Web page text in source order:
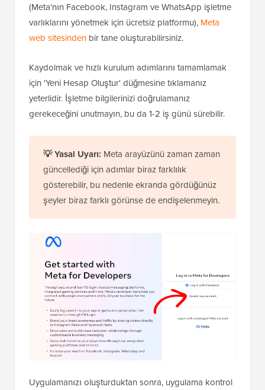
(Meta'nın Facebook, Instagram ve WhatsApp işletme
varlıklarını yönetmek için ücretsiz platformu), Meta
web sitesinden bir tane oluşturabilirsiniz.
Kaydolmak ve hızlı kurulum adımlarını tamamlamak
için 'Yeni Hesap Oluştur' düğmesine tıklamanız
yeterlidir. İşletme bilgilerinizi doğrulamanız
gerekeceğini unutmayın, bu da 1-2 iş günü sürebilir.
💡Yasal Uyarı: Meta arayüzünü zaman zaman
güncellediği için adımlar biraz farklılık
gösterebilir, bu nedenle ekranda gördüğünüz
şeyler biraz farklı görünse de endişelenmeyin.
Uygulamanızı oluşturduktan sonra, uygulama kontrol